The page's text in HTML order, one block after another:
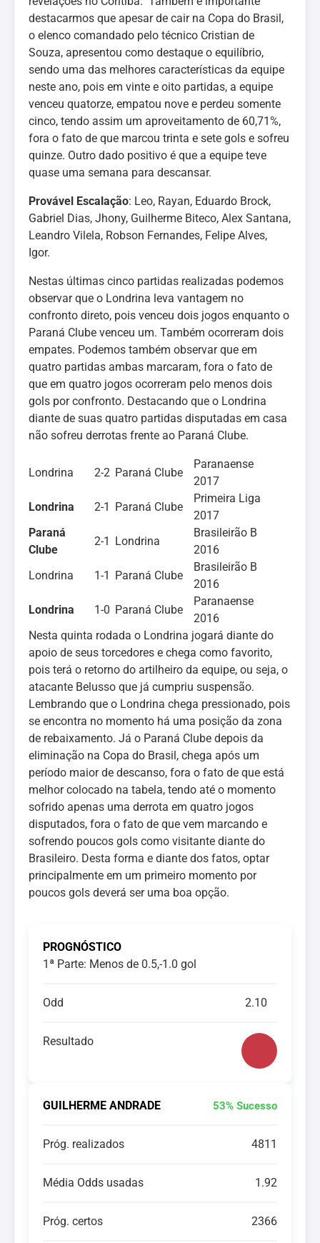
destacarmos que apesar de cair na Copa do Brasil,
o elenco comandado pelo técnico Cristian de
Souza, apresentou como destaque o equilíbrio,
sendo uma das melhores características da equipe
neste ano, pois em vinte e oito partidas, a equipe
venceu quatorze, empatou nove e perdeu somente
cinco, tendo assim um aproveitamento de 60,71%,
fora o fato de que marcou trinta e sete gols e sofreu
quinze. Outro dado positivo é que a equipe teve
quase uma semana para descansar.
Provável Escalação: Leo, Rayan, Eduardo Brock,
Gabriel Dias, Jhony, Guilherme Biteco, Alex Santana,
Leandro Vilela, Robson Fernandes, Felipe Alves,
Igor.
Nestas últimas cinco partidas realizadas podemos
observar que o Londrina leva vantagem no
confronto direto, pois venceu dois jogos enquanto o
Paraná Clube venceu um. Também ocorreram dois
empates. Podemos também observar que em
quatro partidas ambas marcaram, fora o fato de
que em quatro jogos ocorreram pelo menos dois
gols por confronto. Destacando que o Londrina
diante de suas quatro partidas disputadas em casa
não sofreu derrotas frente ao Paraná Clube.
Londrina 2-2 Paraná Clube
Paranaense
2017
Londrina
2-1 Paraná Clube
Primeira Liga
2017
Paraná
Clube
2-1 Londrina
Brasileirão B
2016
Londrina
1-1 Paraná Clube
Brasileirão B
2016
Londrina
1-0 Paraná Clube
Paranaense
2016
Nesta quinta rodada o Londrina jogará diante do
apoio de seus torcedores e chega como favorito,
pois terá o retorno do artilheiro da equipe, ou seja, o
atacante Belusso que já cumpriu suspensão.
Lembrando que o Londrina chega pressionado, pois
se encontra no momento há uma posição da zona
de rebaixamento. Já o Paraná Clube depois da
eliminação na Copa do Brasil, chega após um
período maior de descanso, fora o fato de que está
melhor colocado na tabela, tendo até o momento
sofrido apenas uma derrota em quatro jogos
disputados, fora o fato de que vem marcando e
sofrendo poucos gols como visitante diante do
Brasileiro. Desta forma e diante dos fatos, optar
principalmente em um primeiro momento por
poucos gols deverá ser uma boa opção.
PROGNÓSTICO
1ª Parte: Menos de 0.5,-1.0 gol
Odd 2.10
Resultado
GUILHERME ANDRADE 53% Sucesso
Próg. realizados 4811
Média Odds usadas 1.92
Próg. certos 2366